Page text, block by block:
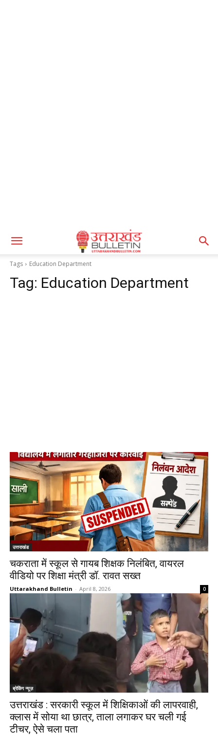
Tags Education Department
Tag: Education Department
उत्तराखंड
चकराता में स्कूल से गायब शिक्षक निलंबित, वायरल
वीडियो पर शिक्षा मंत्री डॉ. रावत सख्त
Uttarakhand Bulletin - April 8, 2026 0
ब्रेकिंग न्यूज़
उत्तराखंड : सरकारी स्कूल में शिक्षिकाओं की लापरवाही,
क्लास में सोया था छात्र, ताला लगाकर घर चली गई
टीचर, ऐसे चला पता